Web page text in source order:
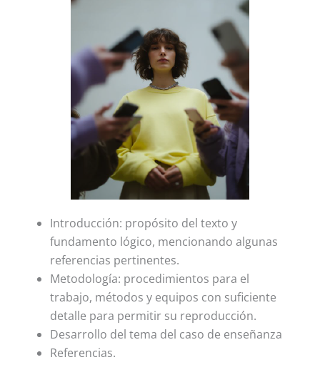
Introducción: propósito del texto y
fundamento lógico, mencionando algunas
referencias pertinentes.
Metodología: procedimientos para el
trabajo, métodos y equipos con suficiente
detalle para permitir su reproducción.
Desarrollo del tema del caso de enseñanza
Referencias.